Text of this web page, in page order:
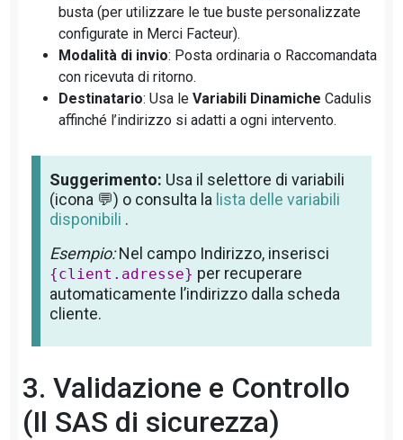
busta (per utilizzare le tue buste personalizzate
configurate in Merci Facteur).
Modalità di invio: Posta ordinaria o Raccomandata
con ricevuta di ritorno.
Destinatario: Usa leVariabili Dinamiche Cadulis
affinché l’indirizzo si adatti a ogni intervento.
Suggerimento: Usa il selettore di variabili
(icona 💬) o consulta la lista delle variabili
disponibili .
Esempio:Nel campo Indirizzo, inserisci
{client.adresse} per recuperare
automaticamente l’indirizzo dalla scheda
cliente.
3. Validazione e Controllo
(Il SAS di sicurezza)